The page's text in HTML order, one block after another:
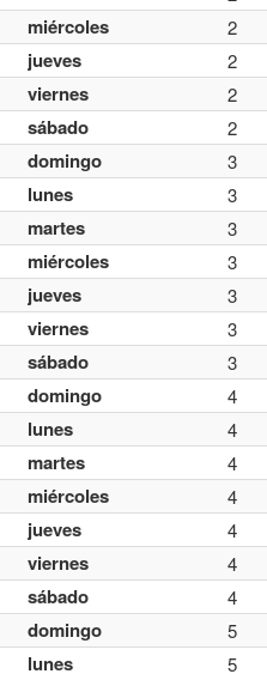
miércoles 2
jueves 2
viernes 2
sábado 2
domingo 3
lunes 3
martes 3
miércoles 3
jueves 3
viernes 3
sábado 3
domingo 4
lunes 4
martes 4
miércoles 4
jueves 4
viernes 4
sábado 4
domingo 5
lunes 5